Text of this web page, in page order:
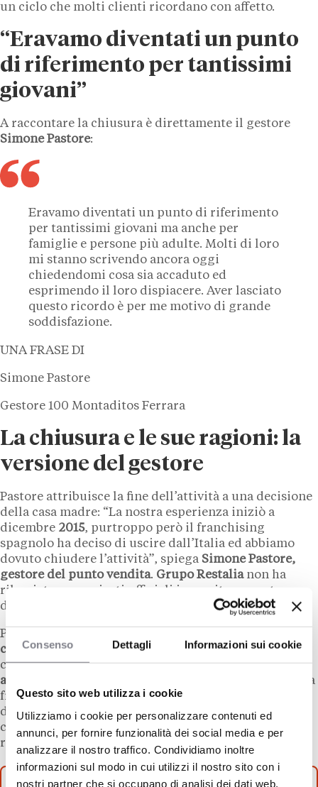
Consenso Dettagli Informazioni sui cookie
Questo sito web utilizza i cookie
Utilizziamo i cookie per personalizzare contenuti ed
annunci, per fornire funzionalità dei social media e per
analizzare il nostro traffico. Condividiamo inoltre
informazioni sul modo in cui utilizzi il nostro sito con i
nostri partner che si occupano di analisi dei dati web,
un ciclo che molti clienti ricordano con affetto.
“Eravamo diventati un punto
di riferimento per tantissimi
giovani”
A raccontare la chiusura è direttamente il gestore
Simone Pastore:
Eravamo diventati un punto di riferimento
per tantissimi giovani ma anche per
famiglie e persone più adulte. Molti di loro
mi stanno scrivendo ancora oggi
chiedendomi cosa sia accaduto ed
esprimendo il loro dispiacere. Aver lasciato
questo ricordo è per me motivo di grande
soddisfazione.
UNA FRASE DI
Simone Pastore
Gestore 100 Montaditos Ferrara
La chiusura e le sue ragioni: la
versione del gestore
Pastore attribuisce la fine dell’attività a una decisione
della casa madre: “La nostra esperienza iniziò a
dicembre 2015, purtroppo però il franchising
spagnolo ha deciso di uscire dall’Italia ed abbiamo
dovuto chiudere l’attività”, spiega Simone Pastore,
gestore del punto vendita. Grupo Restalianon ha
rilasciato comunicati ufficiali in merito a questa
dichiarazione.
Pastore sottolinea anche
commerciale locale: l’esplosione della ristorazionein
città ha moltiplicato la concorrenza, mentrele
abitudini dei giovani
. “La
frequentazione dei locali per vedere le partite è
diminuita. Con gli smartphone e la grande offerta di
contenuti online, si è persa questa abitudine del
ritrovarsi”, osserva il gestore.